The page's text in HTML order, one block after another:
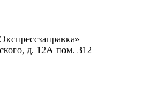
д. 12А пом. 312